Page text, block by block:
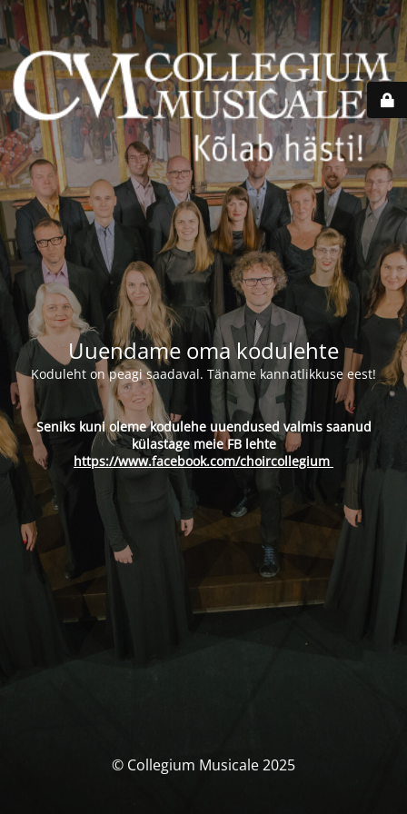
Uuendame oma kodulehte
Koduleht on peagi saadaval. Täname kannatlikkuse eest!
Seniks kuni oleme kodulehe uuendused valmis saanud
külastage meie FB lehte
https://www.facebook.com/choircollegium
© Collegium Musicale 2025